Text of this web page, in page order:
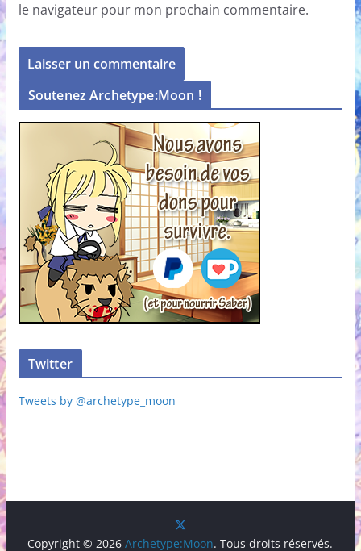
le navigateur pour mon prochain commentaire.
Soutenez Archetype:Moon !
Twitter
Tweets by @archetype_moon
Copyright © 2026Archetype:Moon. Tous droits réservés.